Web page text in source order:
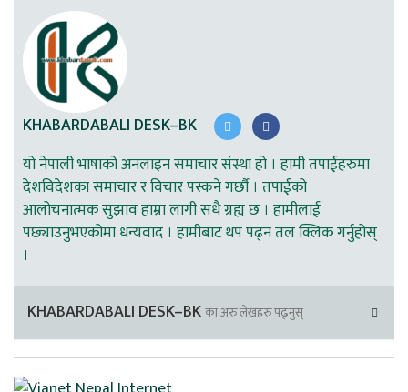
KHABARDABALI DESK–BK
यो नेपाली भाषाको अनलाइन समाचार संस्था हो । हामी तपाईहरुमा
देशविदेशका समाचार र विचार पस्कने गर्छौ । तपाईको
आलोचनात्मक सुझाव हाम्रा लागी सधै ग्रह्य छ । हामीलाई
पछ्याउनुभएकोमा धन्यवाद । हामीबाट थप पढ्न तल क्लिक गर्नुहोस्
।
KHABARDABALI DESK–BKका अरु लेखहरु पढ्नुस्